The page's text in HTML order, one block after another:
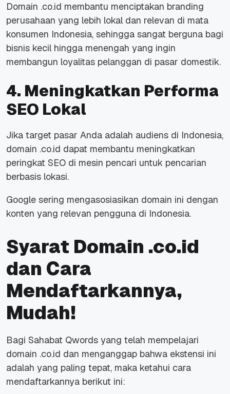
Domain .co.id membantu menciptakan branding
perusahaan yang lebih lokal dan relevan di mata
konsumen Indonesia, sehingga sangat berguna bagi
bisnis kecil hingga menengah yang ingin
membangun loyalitas pelanggan di pasar domestik.
4. Meningkatkan Performa
SEO Lokal
Jika target pasar Anda adalah audiens di Indonesia,
domain .co.id dapat membantu meningkatkan
peringkat SEO di mesin pencari untuk pencarian
berbasis lokasi.
Google sering mengasosiasikan domain ini dengan
konten yang relevan pengguna di Indonesia.
Syarat Domain .co.id
dan Cara
Mendaftarkannya,
Mudah!
Bagi Sahabat Qwords yang telah mempelajari
domain .co.id dan menganggap bahwa ekstensi ini
adalah yang paling tepat, maka ketahui cara
mendaftarkannya berikut ini: